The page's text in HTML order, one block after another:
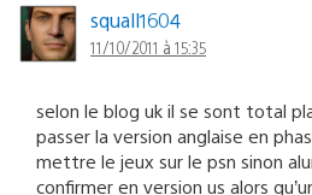
squall1604
11/10/2011 à 15:35
selon le blog uk il se sont total
passer la version anglaise en
mettre le jeux sur le psn sinon
confirmer en version us alors